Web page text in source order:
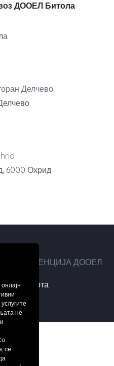
ДООЕЛ Битола
Делчево
6000 Охрид
АГЕНЦИЈА ДООЕЛ
за работа
не
се